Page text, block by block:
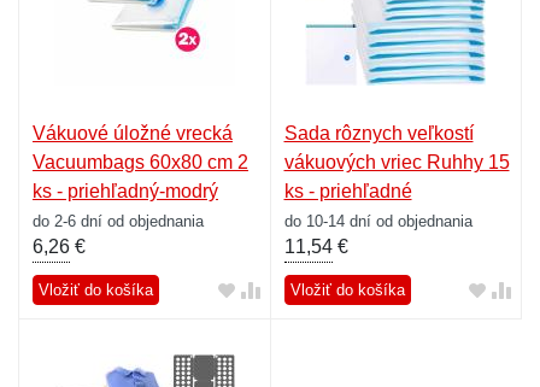
Vákuové úložné vrecká
Vacuumbags 60x80 cm 2
ks - priehľadný-modrý
do 2-6 dní od objednania
6,26 €
Vložiť do košíka
Sada rôznych veľkostí
vákuových vriec Ruhhy 15
ks - priehľadné
do 10-14 dní od objednania
11,54€
Vložiť do košíka